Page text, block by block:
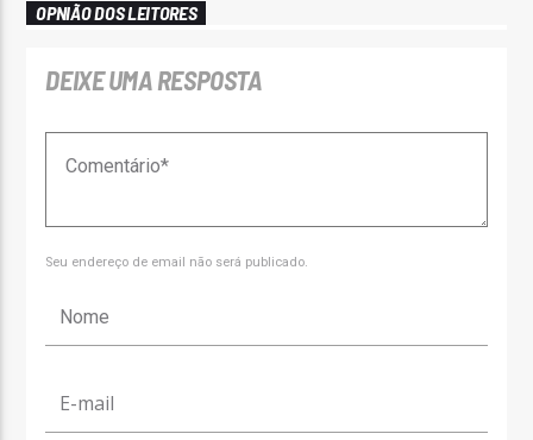
OPNIÃO DOS LEITORES
DEIXE UMA RESPOSTA
Seu endereço de email não será publicado.